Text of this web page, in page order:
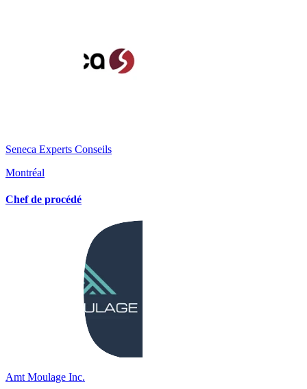
Seneca Experts Conseils
Montréal
Chef de procédé
Amt Moulage Inc.